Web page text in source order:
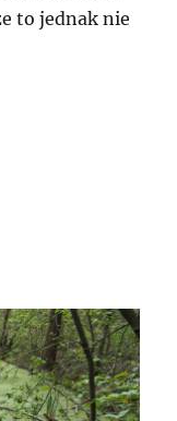
to jednak nie